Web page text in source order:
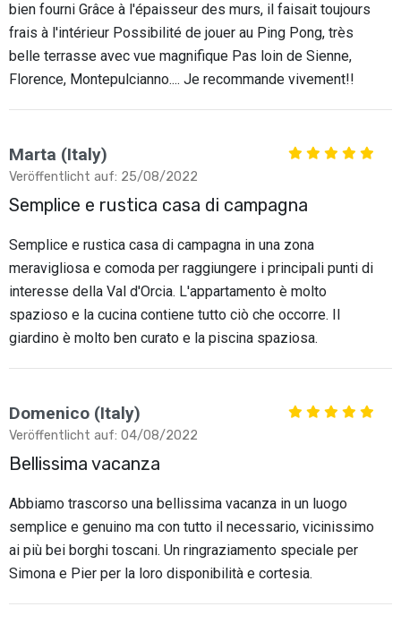
bien fourni Grâce à l'épaisseur des murs, il faisait toujours
frais à l'intérieur Possibilité de jouer au Ping Pong, très
belle terrasse avec vue magnifique Pas loin de Sienne,
Florence, Montepulcianno.... Je recommande vivement!!
Marta (Italy)
Veröffentlicht auf: 25/08/2022
Semplice e rustica casa di campagna
Semplice e rustica casa di campagna in una zona
meravigliosa e comoda per raggiungere i principali punti di
interesse della Val d'Orcia. L'appartamento è molto
spazioso e la cucina contiene tutto ciò che occorre. Il
giardino è molto ben curato e la piscina spaziosa.
Domenico (Italy)
Veröffentlicht auf: 04/08/2022
Bellissima vacanza
Abbiamo trascorso una bellissima vacanza in un luogo
semplice e genuino ma con tutto il necessario, vicinissimo
ai più bei borghi toscani. Un ringraziamento speciale per
Simona e Pier per la loro disponibilità e cortesia.